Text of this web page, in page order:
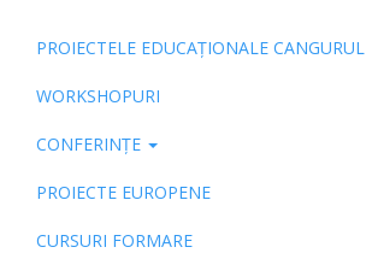
Pub
PROIECTELE EDUCAȚIONALE CANGURUL
WORKSHOPURI
CONFERINȚE
PROIECTE EUROPENE
CURSURI FORMARE